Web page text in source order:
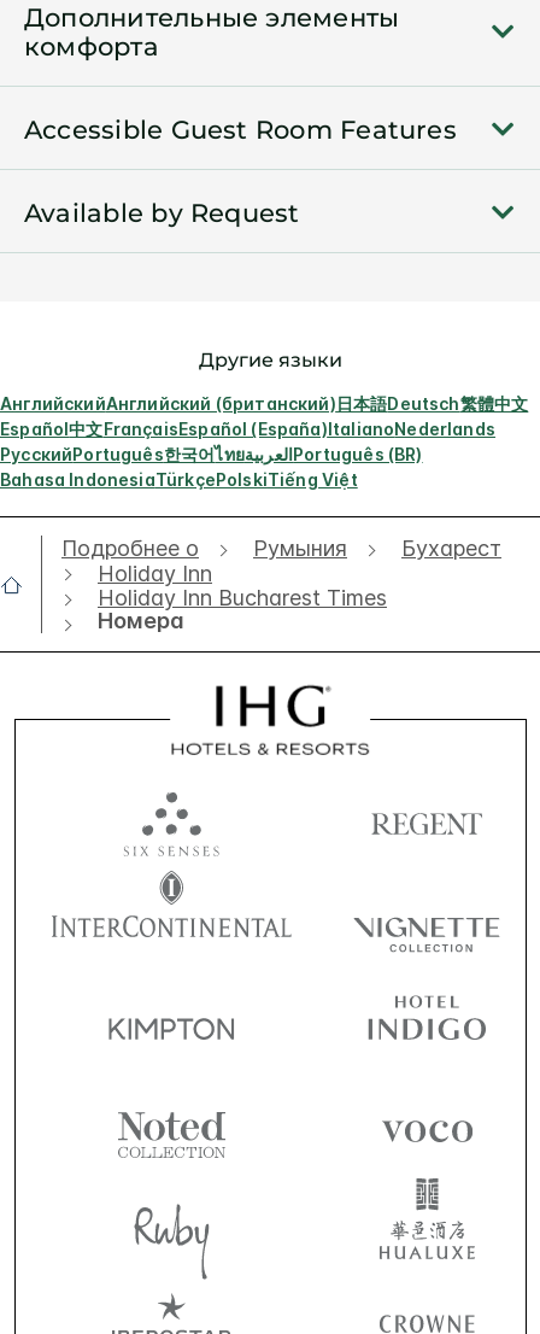
Дополнительные элементы
комфорта
Accessible Guest Room Features
Available by Request
Другие языки
АнглийскийАнглийский (британский)日本語Deutsch繁體中文
Español中文FrançaisEspañol (España)ItalianoNederlands
РусскийPortuguês한국어ไทยالعربيةPortuguês (BR)
Bahasa IndonesiaTürkçePolskiTiếng Việt
Подробнее о Румыния
Бухарест
Holiday Inn
Holiday Inn Bucharest Times
Номера